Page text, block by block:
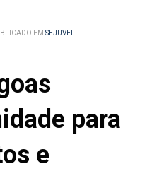
EM SEJUVEL
para
e